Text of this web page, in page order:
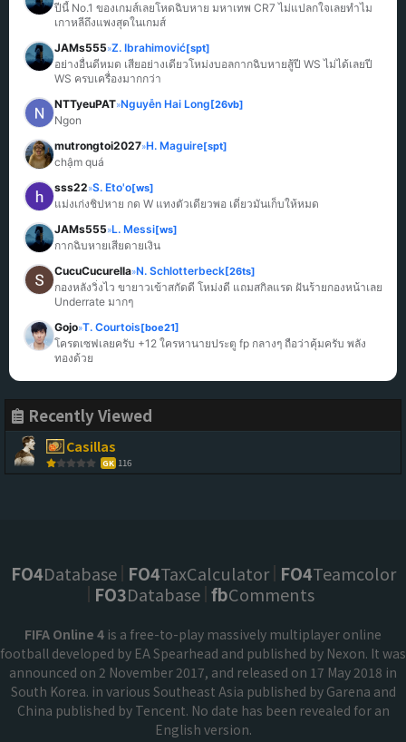
ปีนี้ No.1 ของเกมส์เลยโหดฉิบหาย มหาเทพ CR7 ไม่แปลกใจเลยทำไม
เกาหลีถึงแพงสุดในเกมส์
JAMs555»Z. Ibrahimović[spt]
อย่างอื่นดีหมด เสียอย่างเดียวโหม่งบอลกากฉิบหายสู้ปี WS ไม่ได้เลยปี
WS ครบเครื่องมากกว่า
NTTyeuPAT»Nguyễn Hai Long[26vb]
Ngon
mutrongtoi2027»H. Maguire[spt]
chậm quá
sss22»S. Eto'o[ws]
แม่งเก่งชิปหาย กด W แทงตัวเดียวพอ เดี๋ยวมันเก็บให้หมด
JAMs555»L. Messi[ws]
กากฉิบหายเสียดายเงิน
CucuCucurella»N. Schlotterbeck[26ts]
กองหลังวิ่งไว ขายาวเข้าสกัดดี โหม่งดี แถมสกิลแรด ฝันร้ายกองหน้าเลย
Underrate มากๆ
Gojo»T. Courtois[boe21]
โครตเซฟเลยครับ +12 ใครหานายประตู fp กลางๆ ถือว่าคุ้มครับ พลัง
ทองด้วย
Recently Viewed
Casillas
GK 116
FO4Database FO4TaxCalculator FO4Teamcolor
FO3Database fbComments
FIFA Online 4 is a free-to-play massively multiplayer online
football developed by EA Spearhead and published by Nexon. It was
announced on 2 November 2017, and released on 17 May 2018 in
South Korea. in various Southeast Asia published by Garena and
China published by Tencent. No date has been revealed for an
English version.